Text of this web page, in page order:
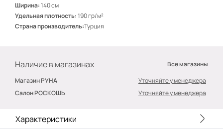
Ширина:140 см
Удельная плотность:190 гр/м²
Страна производитель:Турция
Наличие в магазинах
Все магазины
Магазин РУНА
Уточняйте у менеджера
Салон РОСКОШЬ
Уточняйте у менеджера
Холодный беж
Телесный
Алый
Синий
Характеристики